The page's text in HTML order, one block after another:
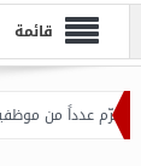
قائمة
من موظفيه